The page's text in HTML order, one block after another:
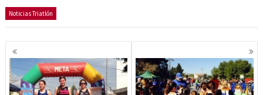
Noticias Triatlón
Navegación
de
entradas